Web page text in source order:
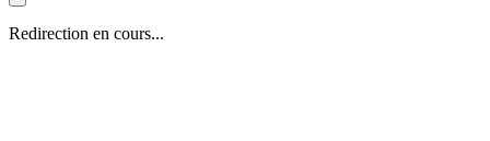
Redirection en cours...